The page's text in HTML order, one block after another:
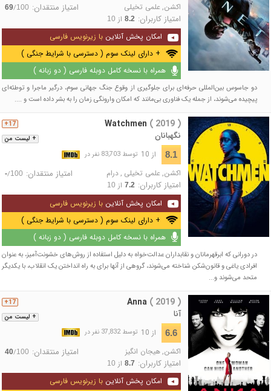
اکشن,علمی تخیلی امتیاز منتقدان: 69/100
امتیاز کاربران: 8.2از 10
امکان پخش آنلاین با زیرنویس فارسی
+ دارای لینک سوم ( دسترسی با شرایط جنگی )
همراه با نسخه کامل دوبله فارسی ( دو زبانه )
دو جاسوس بین‌المللی حرفه‌ای برای جلوگیری از وقوع جنگ جهانی سوم، درگیر ماجرا و توطئه‌ای
پیچیده می‌شوند، از جمله یک فناوری بی‌مانند که امکان وارونگی زمان را به بشر داده ‌است و ....
+ لیست من
17+ Watchmen ( 2019 )
نگهبانان
8.1 از 10 توسط 83,703 نفر در
اکشن,علمی تخیلی ,درام امتیاز منتقدان: -/100
امتیاز کاربران: 7.2از 10
امکان پخش آنلاین با زیرنویس فارسی
+ دارای لینک سوم ( دسترسی با شرایط جنگی )
همراه با نسخه کامل دوبله فارسی ( دو زبانه )
در دورانی که ابرقهرمانان و نقابداران عدالت‌خواه به دلیل استفاده از روش‌های خشونت‌آمیز، به عنوان
افرادی یاغی و قانون‌شکن شناخته می‌شوند، گروهی از آنها برای به راه انداختن یک انقلاب، با یکدیگر
متحد می‌شوند و...
+ لیست من
17+ Anna ( 2019 )
آنا
6.6 از 10 توسط 37,832 نفر در
اکشن, هیجان انگیز امتیاز منتقدان: 40/100
امتیاز کاربران: 8.7از 10
امکان پخش آنلاین با زیرنویس فارسی